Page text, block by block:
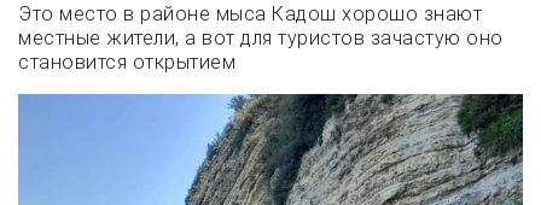
Это место в районе мыса Кадош хорошо знают
местные жители, а вот для туристов зачастую оно
становится открытием